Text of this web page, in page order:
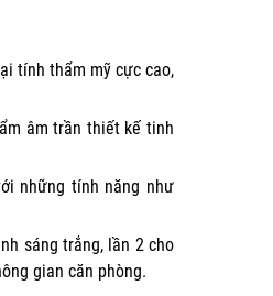
tính thẩm mỹ cực cao,
âm trần thiết kế tinh
những tính năng như
sáng trắng, lần 2 cho
gian căn phòng.